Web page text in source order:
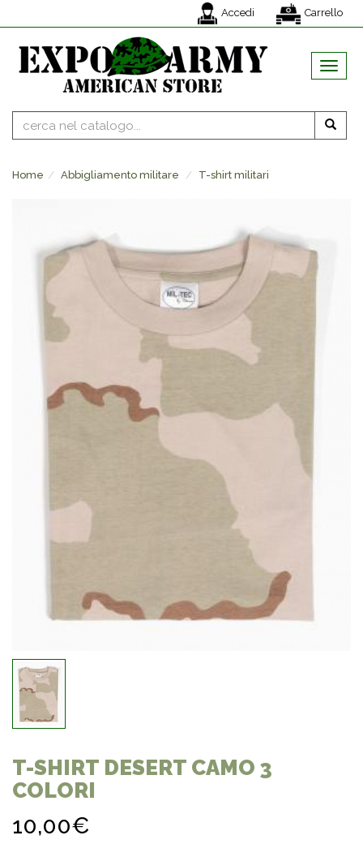
Accedi Carrello
MENU
Home Abbigliamento militare T-shirt militari
T-SHIRT DESERT CAMO 3
COLORI
10,00€